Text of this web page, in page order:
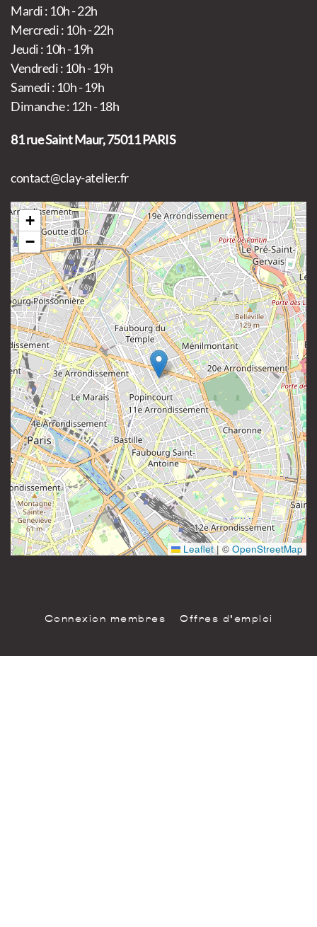
Mardi : 10h - 22h
Mercredi : 10h - 22h
Jeudi : 10h - 19h
Vendredi : 10h - 19h
Samedi : 10h - 19h
Dimanche : 12h - 18h
81 rue Saint Maur, 75011 PARIS
contact@clay-atelier.fr
+
−
Leaflet |©OpenStreetMap
81 rue Saint-Maur
75011 Paris
France
Instagram
Connexion membres Offres d'emploi